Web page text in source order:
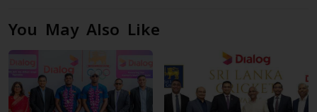
You May Also Like